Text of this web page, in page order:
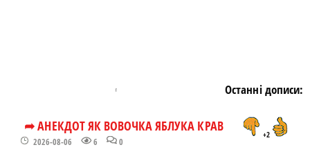
Останні дописи:
➦ АНЕКДОТ ЯК ВОВОЧКА ЯБЛУКА КРАВ
2026-08-06 6 0
+2